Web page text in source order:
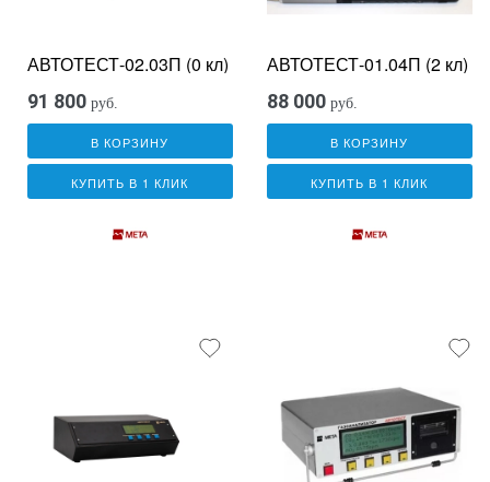
АВТОТЕСТ-02.03П (0 кл)
91 800 руб.
В КОРЗИНУ
КУПИТЬ В 1 КЛИК
АВТОТЕСТ-01.04П (2 кл)
88 000 руб.
В КОРЗИНУ
КУПИТЬ В 1 КЛИК